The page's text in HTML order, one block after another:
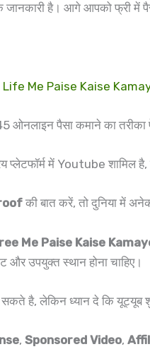
जानकारी है। आगे आपको फ्री
Me Paise Kaise
ओनलाइन पैसा कमाने का तरीका
में Youtube शामिल
की बात करें, तो दुनिया में
Me Paise Kaise
और उपयुक्त स्थान होना चाहिए।
है, लेकिन ध्यान दे कि यूट्यूब
, Sponsored Video,